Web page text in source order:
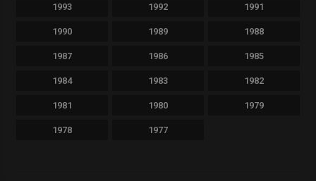
1993 1992 1991
1990 1989 1988
1987 1986 1985
1984 1983 1982
1981 1980 1979
1978 1977